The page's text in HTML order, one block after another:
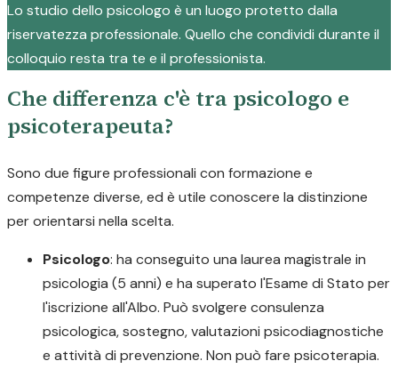
Lo studio dello psicologo è un luogo protetto dalla
riservatezza professionale. Quello che condividi durante il
colloquio resta tra te e il professionista.
Che differenza c'è tra psicologo e
psicoterapeuta?
Sono due figure professionali con formazione e
competenze diverse, ed è utile conoscere la distinzione
per orientarsi nella scelta.
Psicologo: ha conseguito una laurea magistrale in
psicologia (5 anni) e ha superato l'Esame di Stato per
l'iscrizione all'Albo. Può svolgere consulenza
psicologica, sostegno, valutazioni psicodiagnostiche
e attività di prevenzione. Non può fare psicoterapia.